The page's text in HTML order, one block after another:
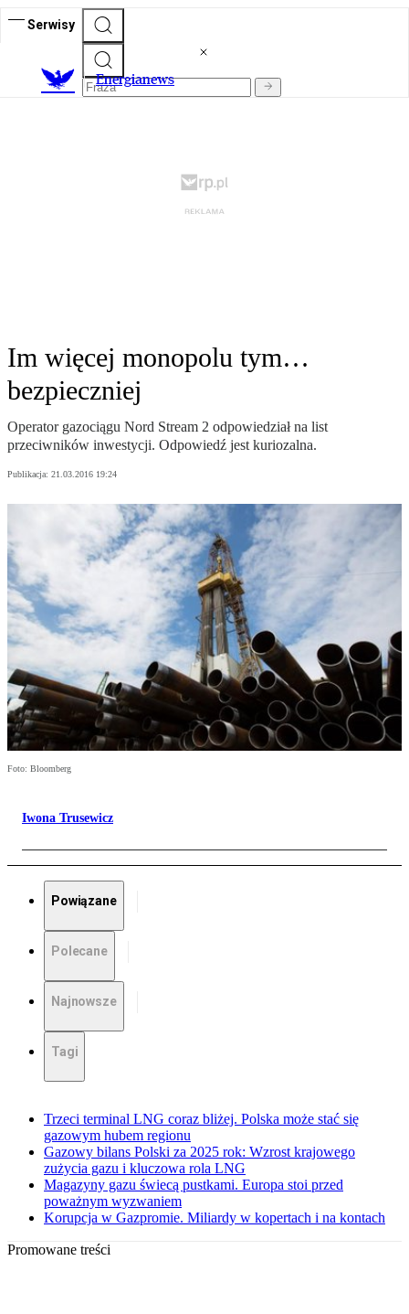
Serwisy
Energianews
Im więcej monopolu tym…
bezpieczniej
Operator gazociągu Nord Stream 2 odpowiedział na list
przeciwników inwestycji. Odpowiedź jest kuriozalna.
Publikacja: 21.03.2016 19:24
Foto: Bloomberg
Iwona Trusewicz
Powiązane
Polecane
Najnowsze
Tagi
Trzeci terminal LNG coraz bliżej. Polska może stać się
gazowym hubem regionu
Gazowy bilans Polski za 2025 rok: Wzrost krajowego
zużycia gazu i kluczowa rola LNG
Magazyny gazu świecą pustkami. Europa stoi przed
poważnym wyzwaniem
Korupcja w Gazpromie. Miliardy w kopertach i na kontach
Promowane treści